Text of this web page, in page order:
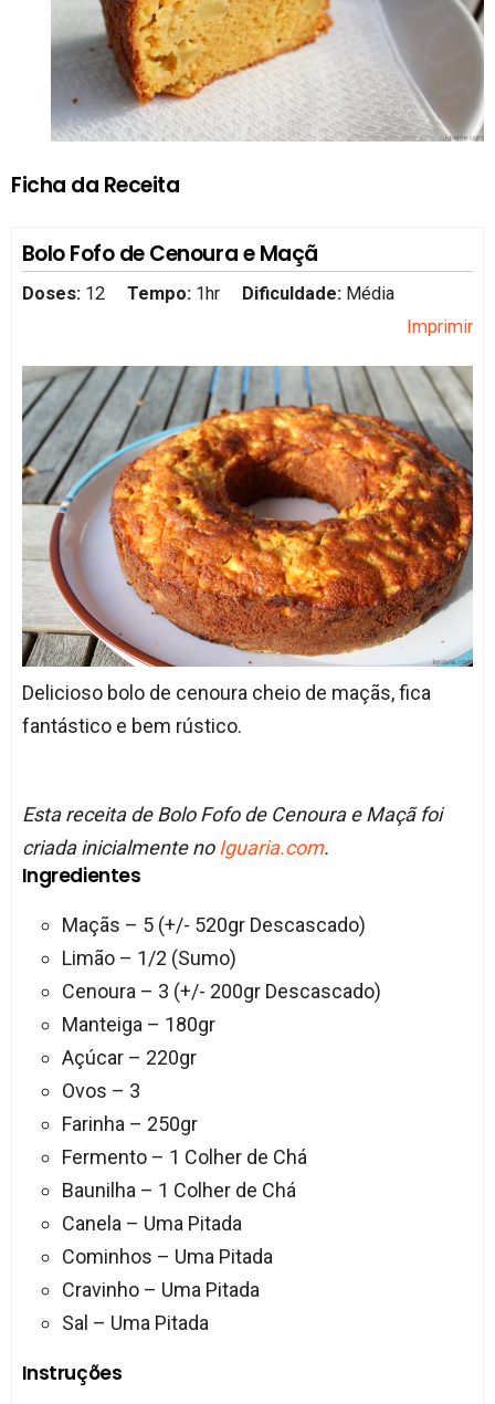
Ficha da Receita
Bolo Fofo de Cenoura e Maçã
Doses: 12 Tempo: 1hr Dificuldade: Média
Imprimir
Delicioso bolo de cenoura cheio de maçãs, fica
fantástico e bem rústico.
Esta receita de Bolo Fofo de Cenoura e Maçã foi
criada inicialmente noIguaria.com.
Ingredientes
Maçãs – 5 (+/- 520gr Descascado)
Limão – 1/2 (Sumo)
Cenoura – 3 (+/- 200gr Descascado)
Manteiga – 180gr
Açúcar – 220gr
Ovos – 3
Farinha – 250gr
Fermento – 1 Colher de Chá
Baunilha – 1 Colher de Chá
Canela – Uma Pitada
Cominhos – Uma Pitada
Cravinho – Uma Pitada
Sal – Uma Pitada
Instruções